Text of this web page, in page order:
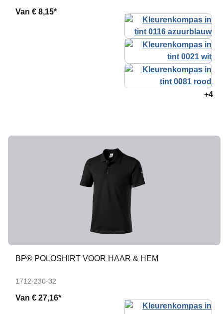
Van € 8,15*
+4
BP® POLOSHIRT VOOR HAAR & HEM
1712-230-32
Van € 27,16*